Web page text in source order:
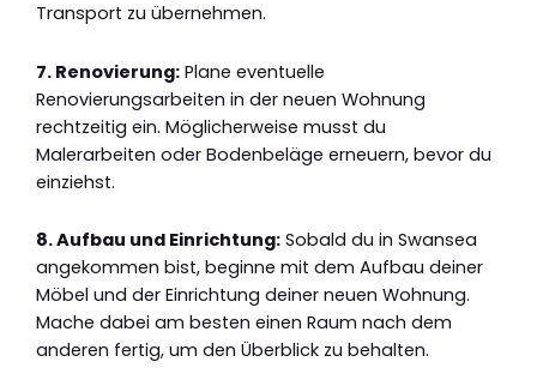
Transport zu übernehmen.
7. Renovierung: Plane eventuelle
Renovierungsarbeiten in der neuen Wohnung
rechtzeitig ein. Möglicherweise musst du
Malerarbeiten oder Bodenbeläge erneuern, bevor du
einziehst.
8. Aufbau und Einrichtung: Sobald du in Swansea
angekommen bist, beginne mit dem Aufbau deiner
Möbel und der Einrichtung deiner neuen Wohnung.
Mache dabei am besten einen Raum nach dem
anderen fertig, um den Überblick zu behalten.